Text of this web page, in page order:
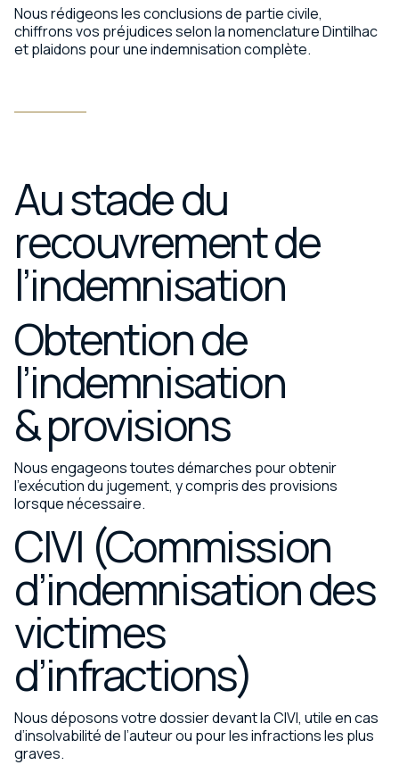
Nous rédigeons les conclusions de partie civile,
chiffrons vos préjudices selon la nomenclature Dintilhac
et plaidons pour une indemnisation complète.
Au stade du
recouvrement de
l’indemnisation
Obtention de
l’indemnisation
& provisions
Nous engageons toutes démarches pour obtenir
l’exécution du jugement, y compris des provisions
lorsque nécessaire.
CIVI (Commission
d’indemnisation des
victimes
d’infractions)
Nous déposons votre dossier devant la CIVI, utile en cas
d’insolvabilité de l’auteur ou pour les infractions les plus
graves.